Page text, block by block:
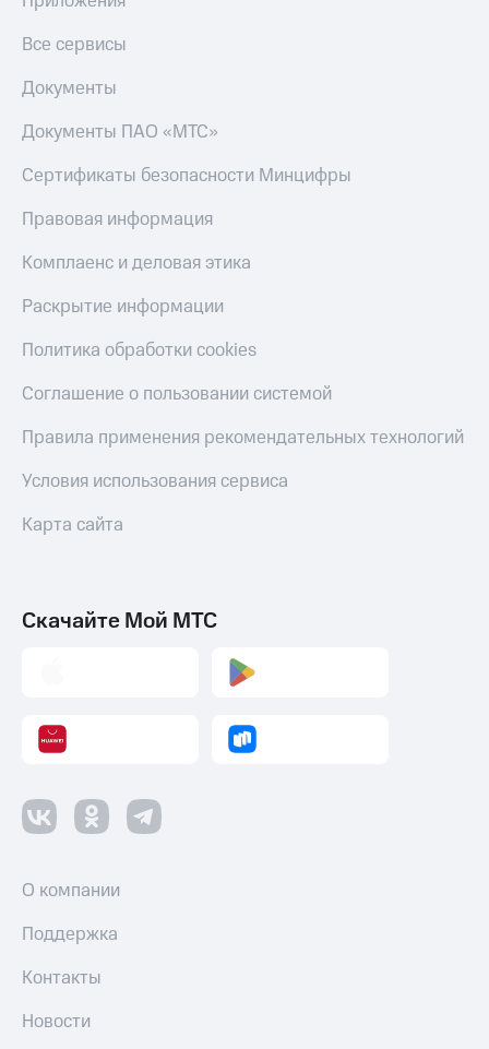
Все сервисы
Документы
Документы ПАО «МТС»
Сертификаты безопасности Минцифры
Правовая информация
Комплаенс и деловая этика
Раскрытие информации
Политика обработки cookies
Соглашение о пользовании системой
Правила применения рекомендательных технологий
Условия использования сервиса
Карта сайта
Скачайте Мой МТС
О компании
Поддержка
Контакты
Новости